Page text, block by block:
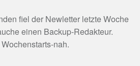
fiel der Newletter letzte Woche
einen Backup-Redakteur.
nah.